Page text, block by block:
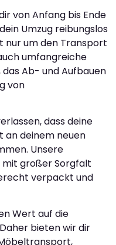
von Anfang bis Ende
Umzug reibungslos
nur um den Transport
umfangreiche
Ab- und Aufbauen
von
dass deine
an deinem neuen
Unsere
großer Sorgfalt
verpackt und
Wert auf die
bieten wir dir